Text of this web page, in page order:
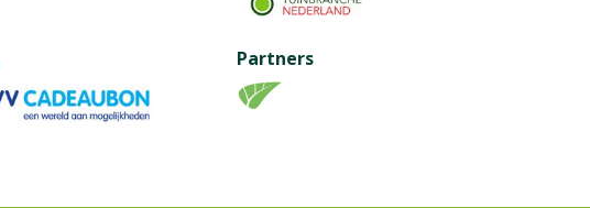
Partners